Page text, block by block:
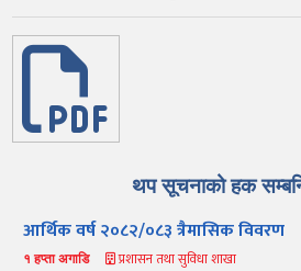
थप सूचनाको हक
आर्थिक वर्ष २०८२/०८३ त्रैमासिक विवरण
१ हप्ता अगाडि प्रशासन तथा सुविधा शाखा